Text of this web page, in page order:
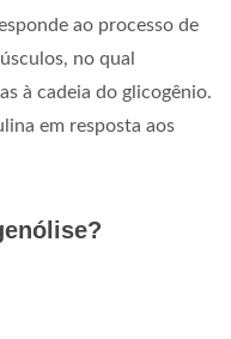
ao processo de
no qual
à cadeia do glicogênio.
em resposta aos